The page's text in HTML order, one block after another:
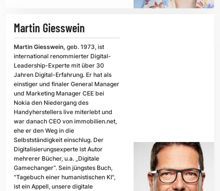
Martin Giesswein
Martin Giesswein, geb. 1973, ist
international renommierter Digital-
Leadership-Experte mit über 30
Jahren Digital-Erfahrung. Er hat als
einstiger und finaler General Manager
und Marketing Manager CEE bei
Nokia den Niedergang des
Handyherstellers live miterlebt und
war danach CEO von immobilien.net,
ehe er den Weg in die
Selbstständigkeit einschlug. Der
Digitalisierungsexperte ist Autor
mehrerer Bücher, u.a. „Digitale
Gamechanger“. Sein jüngstes Buch,
"Tagebuch einer humanistischen KI",
ist ein Appell, unsere digitale